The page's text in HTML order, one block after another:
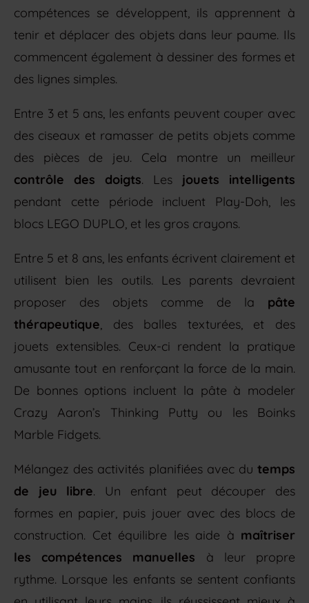
compétences se développent, ils apprennent à
tenir et déplacer des objets dans leur paume. Ils
commencent également à dessiner des formes et
des lignes simples.
Entre 3 et 5 ans, les enfants peuvent couper avec
des ciseaux et ramasser de petits objets comme
des pièces de jeu. Cela montre un meilleur
contrôle des doigts. Les jouets intelligents
pendant cette période incluent Play-Doh, les
blocs LEGO DUPLO, et les gros crayons.
Entre 5 et 8 ans, les enfants écrivent clairement et
utilisent bien les outils. Les parents devraient
proposer des objets comme de la pâte
thérapeutique, des balles texturées, et des
jouets extensibles. Ceux-ci rendent la pratique
amusante tout en renforçant la force de la main.
De bonnes options incluent la pâte à modeler
Crazy Aaron’s Thinking Putty ou les Boinks
Marble Fidgets.
Mélangez des activités planifiées avec du temps
de jeu libre. Un enfant peut découper des
formes en papier, puis jouer avec des blocs de
construction. Cet équilibre les aide à maîtriser
les compétences manuelles à leur propre
rythme. Lorsque les enfants se sentent confiants